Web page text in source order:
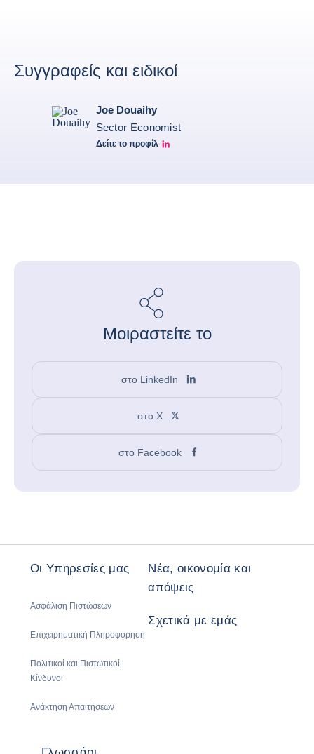
Συγγραφείς και ειδικοί
Joe Douaihy
Sector Economist
Δείτε το προφίλ
Joe Linkedin
Μοιραστείτε το
στο LinkedIn
στο X
στο Facebook
Οι Υπηρεσίες μας
Ασφάλιση Πιστώσεων
Επιχειρηματική Πληροφόρηση
Πολιτικοί και Πιστωτικοί
Κίνδυνοι
Ανάκτηση Απαιτήσεων
Νέα, οικονομία και
απόψεις
Σχετικά με εμάς